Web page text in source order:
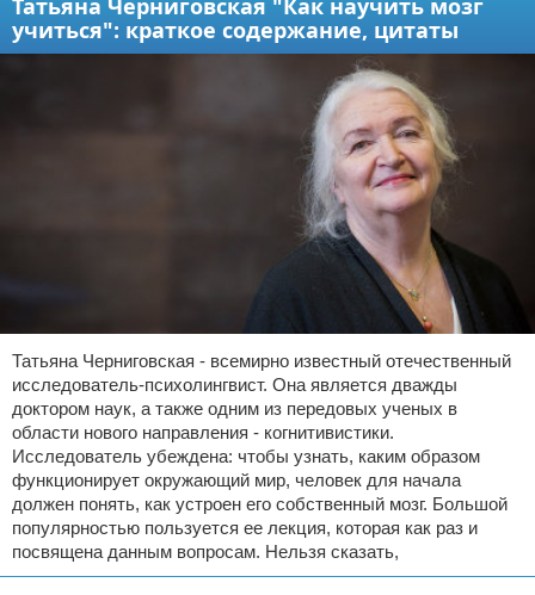
Татьяна Черниговская "Как научить мозг
учиться": краткое содержание, цитаты
Татьяна Черниговская - всемирно известный отечественный
исследователь-психолингвист. Она является дважды
доктором наук, а также одним из передовых ученых в
области нового направления - когнитивистики.
Исследователь убеждена: чтобы узнать, каким образом
функционирует окружающий мир, человек для начала
должен понять, как устроен его собственный мозг. Большой
популярностью пользуется ее лекция, которая как раз и
посвящена данным вопросам. Нельзя сказать,